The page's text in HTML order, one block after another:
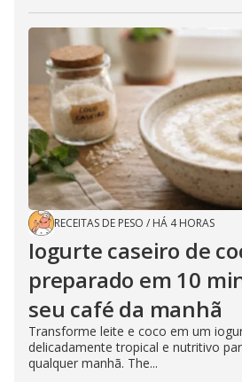
RECEITAS DE PESO / HÁ 4 HORAS
Iogurte caseiro de
preparado em 10
seu café da manhã
Transforme leite e coco em um
delicadamente tropical e nutritivo
qualquer manhã. The...